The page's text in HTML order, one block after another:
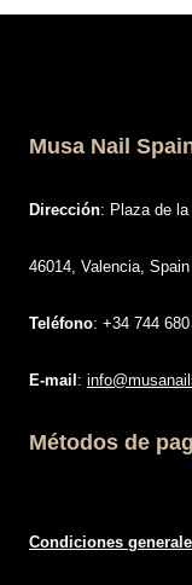
Musa Nail
Dirección: Plaza de
46014, Valencia, Spain
Teléfono: +34 744
E-mail :
Métodos de
Condiciones